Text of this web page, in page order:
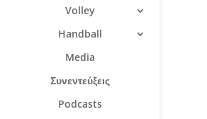
Volley
Handball
Media
Συνεντεύξεις
Podcasts